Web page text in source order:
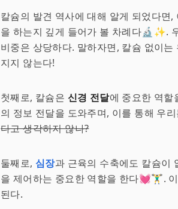
칼슘의 발견 역사에 대해 알게 되었다면
을 하는지 깊게 들어가 볼 차례다🔬✨.
비중은 상당하다. 말하자면, 칼슘 없이
지지 않는다!
첫째로, 칼슘은 신경 전달에 중요한 역
의 정보 전달을 도와주며, 이를 통해 우
다고 생각하지 않나?
둘째로, 심장과 근육의 수축에도 칼슘이
을 제어하는 중요한 역할을 한다💓🏋️‍♂️.
된다.